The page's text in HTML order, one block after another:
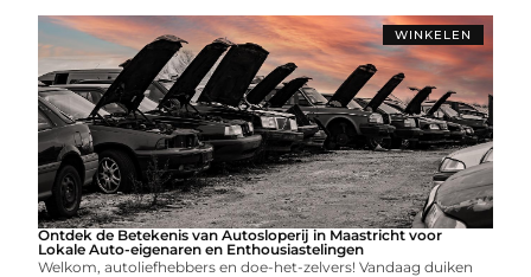
WINKELEN
Ontdek de Betekenis van Autosloperij in Maastricht voor
Lokale Auto-eigenaren en Enthousiastelingen
Welkom, autoliefhebbers en doe-het-zelvers! Vandaag duiken